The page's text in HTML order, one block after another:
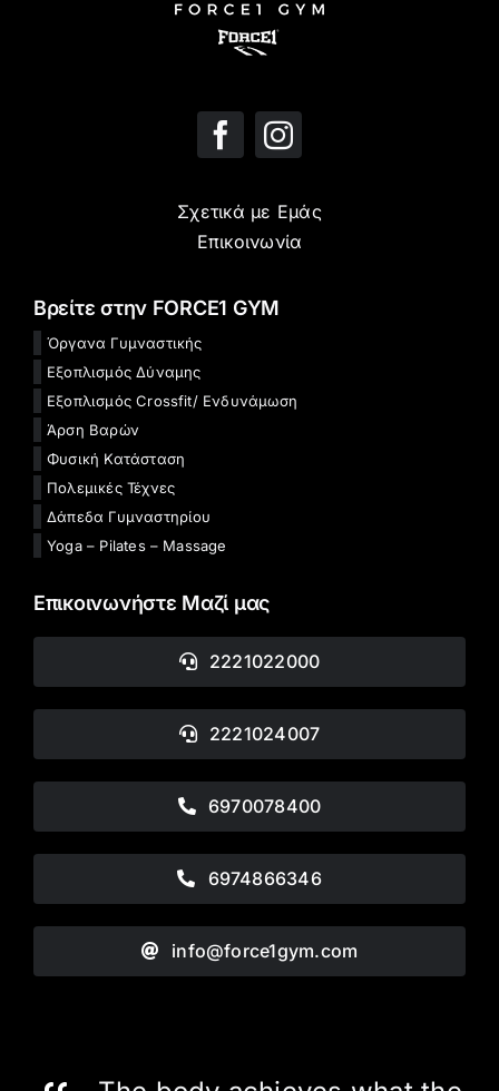
Σχετικά με Εμάς
Επικοινωνία
Βρείτε στην FORCE1 GYM
Όργανα Γυμναστικής
Εξοπλισμός Δύναμης
Εξοπλισμός Crossfit/ Ενδυνάμωση
Άρση Βαρών
Φυσική Κατάσταση
Πολεμικές Τέχνες
Δάπεδα Γυμναστηρίου
Yoga – Pilates – Massage
Επικοινωνήστε Μαζί μας
2221022000
2221024007
6970078400
6974866346
info@force1gym.com